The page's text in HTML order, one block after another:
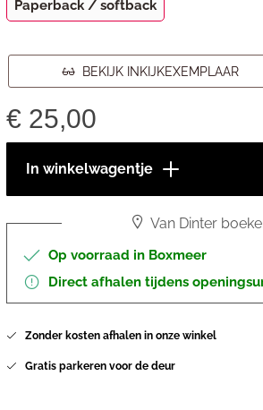
Paperback / softback
BEKIJK INKIJKEXEMPLAAR
€ 25,00
In winkelwagentje
Van Dinter
Op voorraad in Boxmeer
Direct afhalen tijdens
Zonder kosten afhalen in onze winkel
Gratis parkeren voor de deur